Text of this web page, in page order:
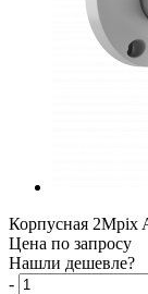
Корпусная 2Mpix
Цена по запросу
Нашли дешевле?
-